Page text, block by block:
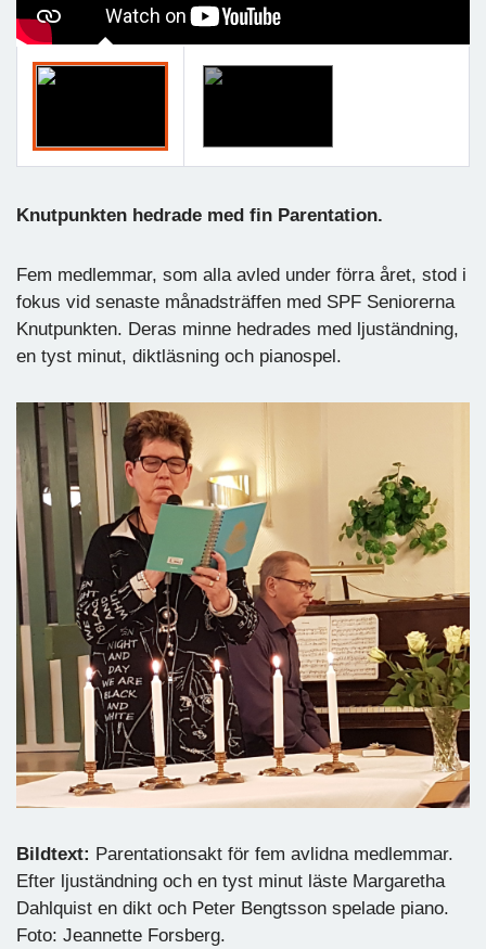
Knutpunkten hedrade med fin Parentation.
Fem medlemmar, som alla avled under förra året, stod i
fokus vid senaste månadsträffen med SPF Seniorerna
Knutpunkten. Deras minne hedrades med ljuständning,
en tyst minut, diktläsning och pianospel.
Bildtext: Parentationsakt för fem avlidna medlemmar.
Efter ljuständning och en tyst minut läste Margaretha
Dahlquist en dikt och Peter Bengtsson spelade piano.
Foto: Jeannette Forsberg.